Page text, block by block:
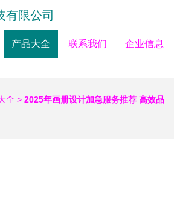
有限公司
产品大全 联系我们 企业信息
全 > 2025年画册设计加急服务推荐 高效品